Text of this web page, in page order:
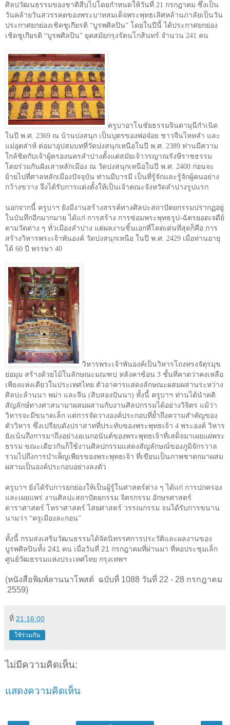
ศิลปวัฒนธรรมของชาติสืบไปโดยกำหนดให้วันที่ 21 กรกฎาคม ซึ่งเป็น
วันคล้ายวันสวรรคตของพระบาทสมเด็จพระพุทธเลิศหล้านภาลัยเป็นวัน
ประกาศยกย่องเชิดชูเกียรติ “บูรพศิลปิน” โดยในปีนี้ ได้ประกาศยกย่อง
เชิดชูเกียรติ “บูรพศิลปิน” ยุคสมัยกรุงรัตนโกสินทร์ จำนวน 241 คน
ครูบาอาโนชัยธรรมจินดามุนีกำเนิด
ในปี พ.ศ. 2369 ณ บ้านปงสนุก เป็นบุตรของพ่อจ๋อย ชาวจีนไหหลำ และ
แม่อุตส่าห์ ต่อมาอุปสมบทที่วัดปงสนุกเหนือในปี พ.ศ. 2389 ท่านมีความ
ใกล้ชิดกับเจ้าผู้ครองนครลำปางตั้งแต่สมัยเจ้าวรญาณรังษีราชธรรม
โดยร่วมกันฝังเสาหลักเมือง ณ วัดปงสนุกเหนือในปี พ.ศ. 2400 ก่อนจะ
ย้ายไปที่ศาลหลักเมืองปัจจุบัน ท่านมีบารมี เป็นที่รู้จักและรู้จักผู้คนอย่าง
กว้างขวาง จึงได้รับการแต่งตั้งให้เป็นเจ้าคณะจังหวัดลำปางรูปแรก
นอกจากนี้ ครูบาฯ ยังมีงานสร้างสรรค์ทางศิลปะสถาปัตยกรรมปรากฏอยู่
ในบันทึกอีกมากมาย ได้แก่ การสร้าง การซ่อมพระพุทธรูป-ฉัตรยอดเจดีย์
ตามวัดต่าง ๆ ทั่วเมืองลำปาง แต่ผลงานชิ้นเอกที่โดดเด่นที่สุดก็คือ การ
สร้างวิหารพระเจ้าพันองค์ วัดปงสนุกเหนือ ในปี พ.ศ. 2429 เมื่อท่านอายุ
ได้ 60 ปี พรรษา 40
วิหารพระเจ้าพันองค์เป็นวิหารโถงทรงจัตุรมุข
ย่อมุม สร้างด้วยไม้ในลักษณะมณฑป หลังคาซ้อน 3 ชั้นที่คาดว่าคงเหลือ
เพียงแห่งเดียวในประเทศไทย ตัวอาคารแสดงลักษณะผสมผสานระหว่าง
ศิลปะล้านนา พม่า และจีน (สิบสองปันนา) ทั้งนี้ ครูบาฯ ท่านได้นำคติ
สัญลักษ์ทางศาสนามาผสมผสานกับงานศิลปกรรมได้อย่างวิจิตร แม้ว่า
วิหารจะมีขนาดเล็ก แต่การจัดวางองค์ประกอบที่ย้ำถึงความสำคัญของ
ตัววิหาร ซึ่งเปรียบดังปราสาทที่ประทับของพระพุทธเจ้า 4 พระองค์ วิหาร
ยังเน้นถึงการมาถึงอย่างอเนกอนันต์ของพระพุทธเจ้าที่เสด็จมาเผยแผ่พระ
ธรรม ขณะเดียวกันก็ใช้งานศิลปกรรมแสดงสัญลักษณ์ของภูมิจักรวาล
รวมไปถึงการบำเพ็ญเพียรของพระพุทธเจ้า ที่เขียนเป็นภาพชาดกมาผสม
ผสานเป็นองค์ประกอบอย่างลงตัว
ครูบาฯ ยังได้รับการยกย่องให้เป็นผู้รู้ในศาสตร์ต่าง ๆ ได้แก่ การปกครอง
และเผยแพร่ งานศิลปะสถาปัตยกรรม จิตรกรรม อักษรศาสตร์
ดาราศาสตร์ โหราศาสตร์ ไสยศาสตร์ วรรณกรรม จนได้รับการขนาน
นามว่า “ครูเมืองละกอน”
ทั้งนี้ กรมส่งเสริมวัฒนธรรมได้จัดนิทรรศการประวัติและผลงานของ
บูรพศิลปินทั้ง 241 คน เมื่อวันที่ 21 กรกฎาคมที่ผ่านมา ที่หอประชุมเล็ก
ศูนย์วัฒธรรมแห่งประเทศไทย กรุงเทพฯ
(หนังสือพิมพ์ลานนาโพสต์ ฉบับที่ 1088 วันที่ 22 - 28 กรกฎาคม
2559)
ที่ 21:16:00
ใช้ร่วมกัน
ไม่มีความคิดเห็น:
แสดงความคิดเห็น